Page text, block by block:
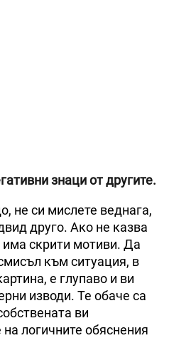
знаци от другите.
не си мислете веднага,
друго. Ако не казва
скрити мотиви. Да
към ситуация, в
е глупаво и ви
изводи. Те обаче са
ви
логичните обяснения